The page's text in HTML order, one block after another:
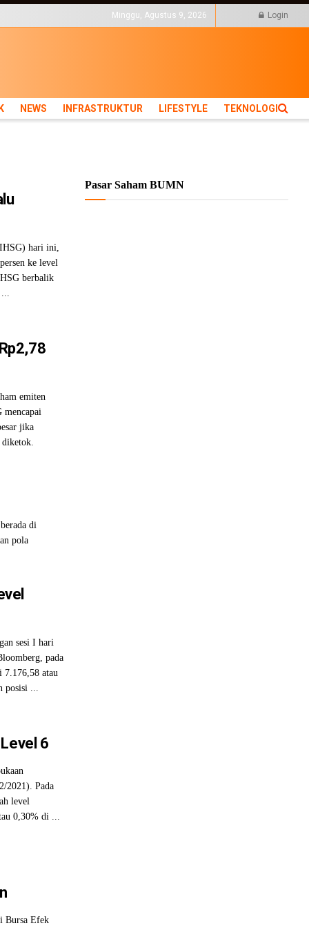
LIFESTYLE
Minggu, Agustus 9, 2026
Login
NEWS INFRASTRUKTUR LIFESTYLE TEKNOLOGI
hari ini,
ke level
berbalik
...
emiten
mencapai
jika
di
pola
sesi I hari
pada
atau
...
6
2021). Pada
level
0,30% di ...
Bursa Efek
Pasar Saham BUMN